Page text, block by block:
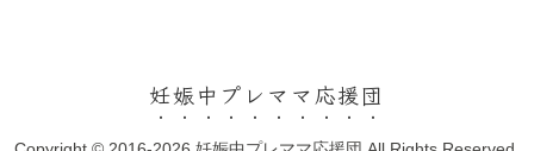
妊娠中プレママ応援団